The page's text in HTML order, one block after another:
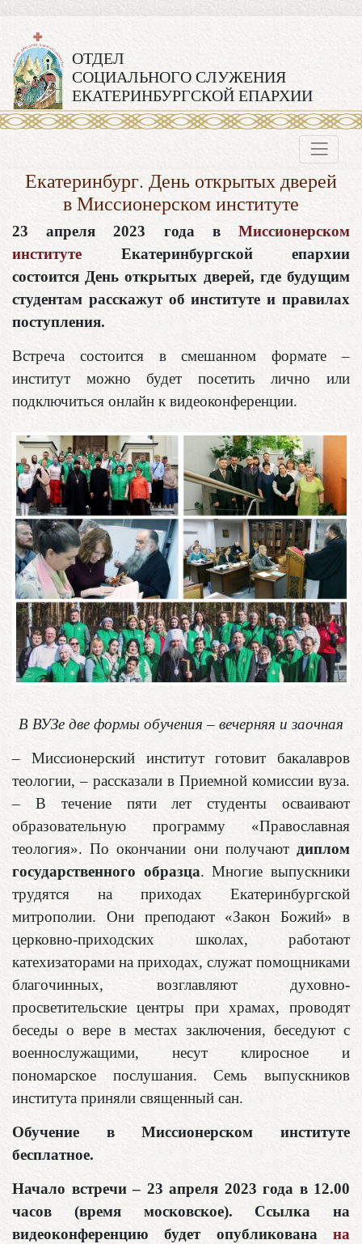
ОТДЕЛ
СОЦИАЛЬНОГО СЛУЖЕНИЯ
ЕКАТЕРИНБУРГСКОЙ ЕПАРХИИ
Екатеринбург. День открытых дверей
в Миссионерском институте
23 апреля 2023 года в Миссионерском
институте Екатеринбургской епархии
состоится День открытых дверей, где будущим
студентам расскажут об институте и правилах
поступления.
Встреча состоится в смешанном формате –
институт можно будет посетить лично или
подключиться онлайн к видеоконференции.
В ВУЗе две формы обучения – вечерняя и заочная
– Миссионерский институт готовит бакалавров
теологии, – рассказали в Приемной комиссии вуза.
– В течение пяти лет студенты осваивают
образовательную программу «Православная
теология». По окончании они получают диплом
государственного образца. Многие выпускники
трудятся на приходах Екатеринбургской
митрополии. Они преподают «Закон Божий» в
церковно-приходских школах, работают
катехизаторами на приходах, служат помощниками
благочинных, возглавляют духовно-
просветительские центры при храмах, проводят
беседы о вере в местах заключения, беседуют с
военнослужащими, несут клиросное и
пономарское послушания. Семь выпускников
института приняли священный сан.
Обучение в Миссионерском институте
бесплатное.
Начало встречи – 23 апреля 2023 года в 12.00
часов (время московское). Ссылка на
видеоконференцию будет опубликована на